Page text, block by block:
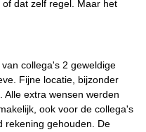
dat zelf regel. Maar het
collega's 2 geweldige
Fijne locatie, bijzonder
Alle extra wensen werden
ook voor de collega's
rekening gehouden. De